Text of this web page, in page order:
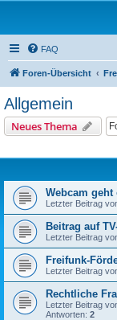
FAQ
Foren-Übersicht
Allgemein
Neues Thema
Webcam
Letzter Beitrag
Beitrag auf
Letzter Beitrag
Freifunk-
Letzter Beitrag
Rechtliche
Letzter Beitrag
Antworten: 2